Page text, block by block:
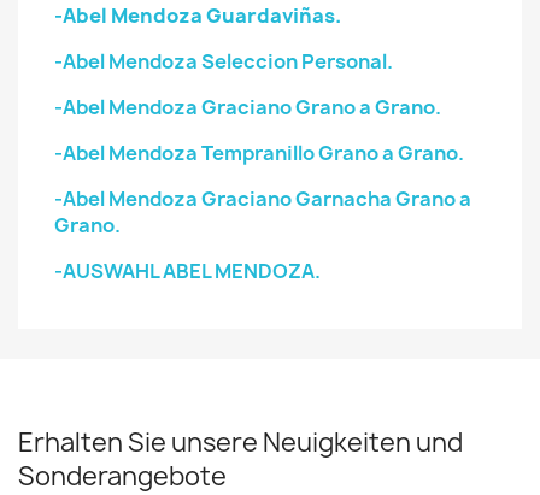
-Abel Mendoza Guardaviñas.
-Abel Mendoza Seleccion Personal.
-Abel Mendoza Graciano Grano a Grano.
-Abel Mendoza Tempranillo Grano a Grano.
-Abel Mendoza Graciano Garnacha Grano a
Grano.
-AUSWAHL ABEL MENDOZA.
Erhalten Sie unsere Neuigkeiten und
Sonderangebote